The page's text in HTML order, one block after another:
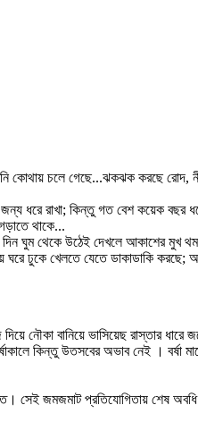
কোথায় চলে গেছে...ঝকঝক করছে রোদ,
জন্য ধরে রাখা; কিন্তু গত বেশ কয়েক
থাকে...
ঘুম থেকে উঠেই দেখলে আকাশের মুখ
ঢুকে খেলতে যেতে ডাকাডাকি করছে;
নৌকা বানিয়ে ভাসিয়েছ রাস্তার
কিন্তু উতসবের অভাব নেই ।
জমজমাট প্রতিযোগিতায় শেষ অবধি